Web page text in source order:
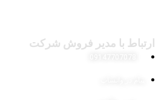
ارتباط با مدیر فروش شرکت